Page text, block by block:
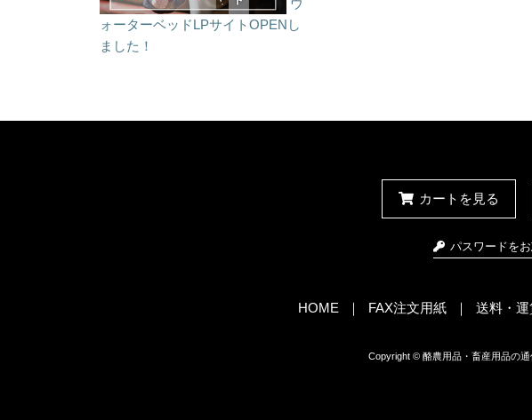
ウ
ォーターベッドLPサイトOPENし
ました！
カートを見る
パスワードを
HOME FAX注文用紙 送料・
Copyright © 酪農用品・畜産用品の